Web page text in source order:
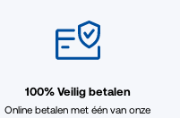
100% Veilig betalen
Online betalen met één van onze